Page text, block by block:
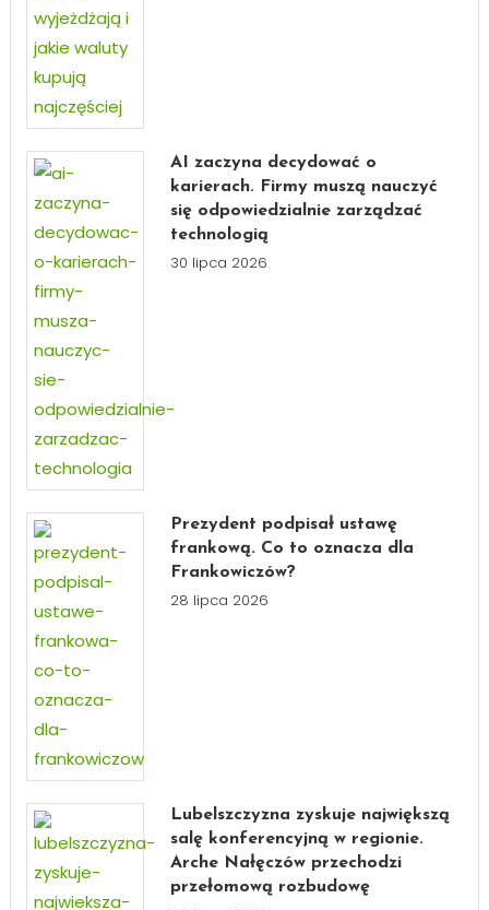
AI zaczyna decydować o
karierach. Firmy muszą nauczyć
się odpowiedzialnie zarządzać
technologią
30 lipca 2026
Prezydent podpisał ustawę
frankową. Co to oznacza dla
Frankowiczów?
28 lipca 2026
Lubelszczyzna zyskuje największą
salę konferencyjną w regionie.
Arche Nałęczów przechodzi
przełomową rozbudowę